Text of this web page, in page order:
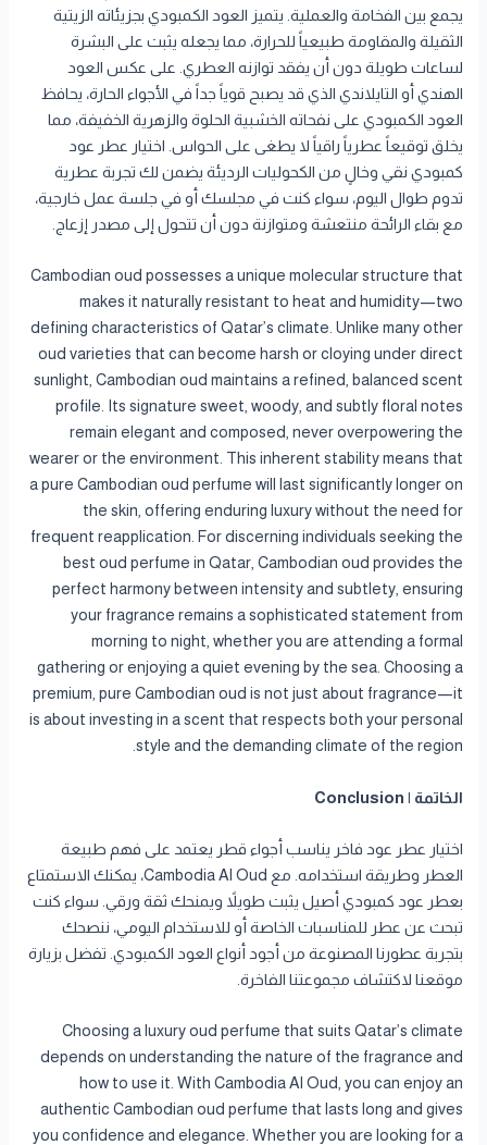
يجمع بين الفخامة والعملية. يتميز العود الكمبودي بجزيئاته الزيتية
الثقيلة والمقاومة طبيعياً للحرارة، مما يجعله يثبت على البشرة
لساعات طويلة دون أن يفقد توازنه العطري. على عكس العود
الهندي أو التايلاندي الذي قد يصبح قوياً جداً في الأجواء الحارة، يحافظ
العود الكمبودي على نفحاته الخشبية الحلوة والزهرية الخفيفة، مما
يخلق توقيعاً عطرياً راقياً لا يطغى على الحواس. اختيار عطر عود
كمبودي نقي وخالٍ من الكحوليات الرديئة يضمن لك تجربة عطرية
تدوم طوال اليوم، سواء كنت في مجلسك أو في جلسة عمل خارجية،
مع بقاء الرائحة منتعشة ومتوازنة دون أن تتحول إلى مصدر إزعاج.
Cambodian oud possesses a unique molecular structure that
makes it naturally resistant to heat and humidity—two
defining characteristics of Qatar’s climate. Unlike many other
oud varieties that can become harsh or cloying under direct
sunlight, Cambodian oud maintains a refined, balanced scent
profile. Its signature sweet, woody, and subtly floral notes
remain elegant and composed, never overpowering the
wearer or the environment. This inherent stability means that
a pure Cambodian oud perfume will last significantly longer on
the skin, offering enduring luxury without the need for
frequent reapplication. For discerning individuals seeking the
best oud perfume in Qatar, Cambodian oud provides the
perfect harmony between intensity and subtlety, ensuring
your fragrance remains a sophisticated statement from
morning to night, whether you are attending a formal
gathering or enjoying a quiet evening by the sea. Choosing a
premium, pure Cambodian oud is not just about fragrance—it
is about investing in a scent that respects both your personal
style and the demanding climate of the region.
الخاتمة | Conclusion
اختيار عطر عود فاخر يناسب أجواء قطر يعتمد على فهم طبيعة
العطر وطريقة استخدامه. مع Cambodia Al Oud، يمكنك الاستمتاع
بعطر عود كمبودي أصيل يثبت طويلاً ويمنحك ثقة ورقي. سواء كنت
تبحث عن عطر للمناسبات الخاصة أو للاستخدام اليومي، ننصحك
بتجربة عطورنا المصنوعة من أجود أنواع العود الكمبودي. تفضل بزيارة
موقعنا لاكتشاف مجموعتنا الفاخرة.
Choosing a luxury oud perfume that suits Qatar’s climate
depends on understanding the nature of the fragrance and
how to use it. With Cambodia Al Oud, you can enjoy an
authentic Cambodian oud perfume that lasts long and gives
you confidence and elegance. Whether you are looking for a